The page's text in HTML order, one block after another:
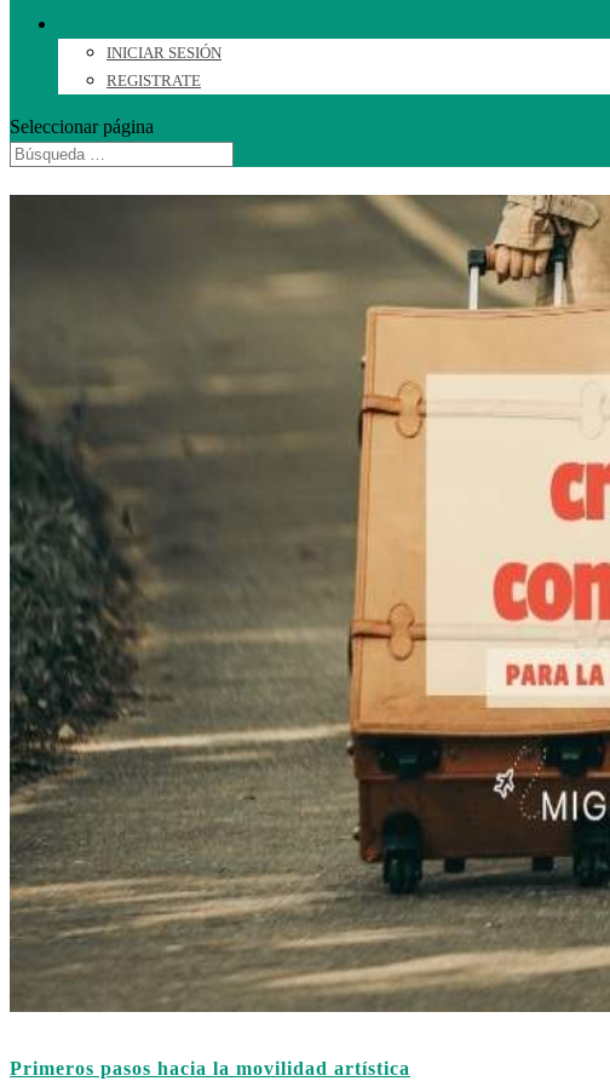
INICIAR SESIÓN
REGISTRATE
Seleccionar página
Primeros pasos hacia la movilidad artística